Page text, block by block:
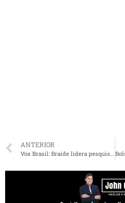
ANTERIOR